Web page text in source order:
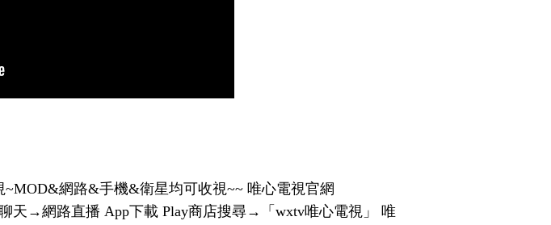
網路&手機&衛星均可收視~~ 唯心電視官網
天→網路直播 App下載 Play商店搜尋→「wxtv唯心電視」 唯